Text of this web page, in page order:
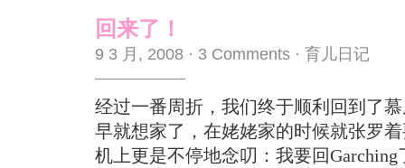
回来了！
9 3 月, 2008 · 3 Comments · 育儿日记
经过一番周折，我们终于顺利回到了
早就想家了，在姥姥家的时候就张罗
机上更是不停地念叨：我要回